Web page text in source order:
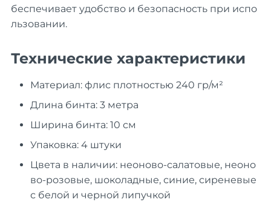
беспечивает удобство и безопасность при испо
льзовании.
Технические характеристики
Материал: флис плотностью 240 гр/м²
Длина бинта: 3 метра
Ширина бинта: 10 см
Упаковка: 4 штуки
Цвета в наличии: неоново-салатовые, неоно
во-розовые, шоколадные, синие, сиреневые
с белой и черной липучкой